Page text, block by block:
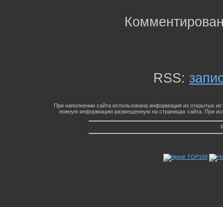
RSS:
При наполнении сайта использована информация из открытых
ложную информацию размещенную на страницах сайта. При